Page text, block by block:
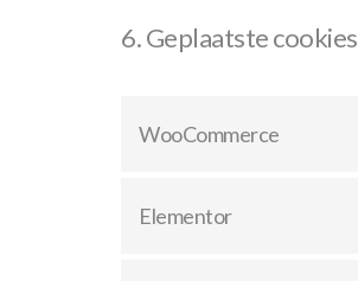
6. Geplaatste cookies
WooCommerce
Elementor